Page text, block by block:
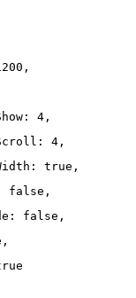
4,
4,
true,
false,
false,